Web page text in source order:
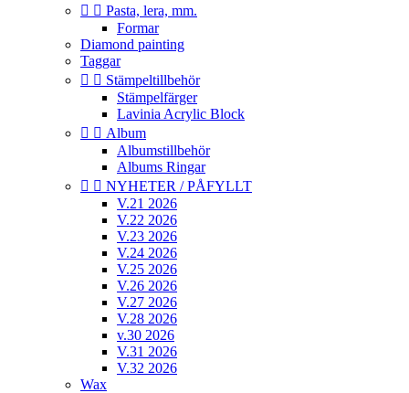
  Pasta, lera, mm.
Formar
Diamond painting
Taggar
  Stämpeltillbehör
Stämpelfärger
Lavinia Acrylic Block
  Album
Albumstillbehör
Albums Ringar
  NYHETER / PÅFYLLT
V.21 2026
V.22 2026
V.23 2026
V.24 2026
V.25 2026
V.26 2026
V.27 2026
V.28 2026
v.30 2026
V.31 2026
V.32 2026
Wax